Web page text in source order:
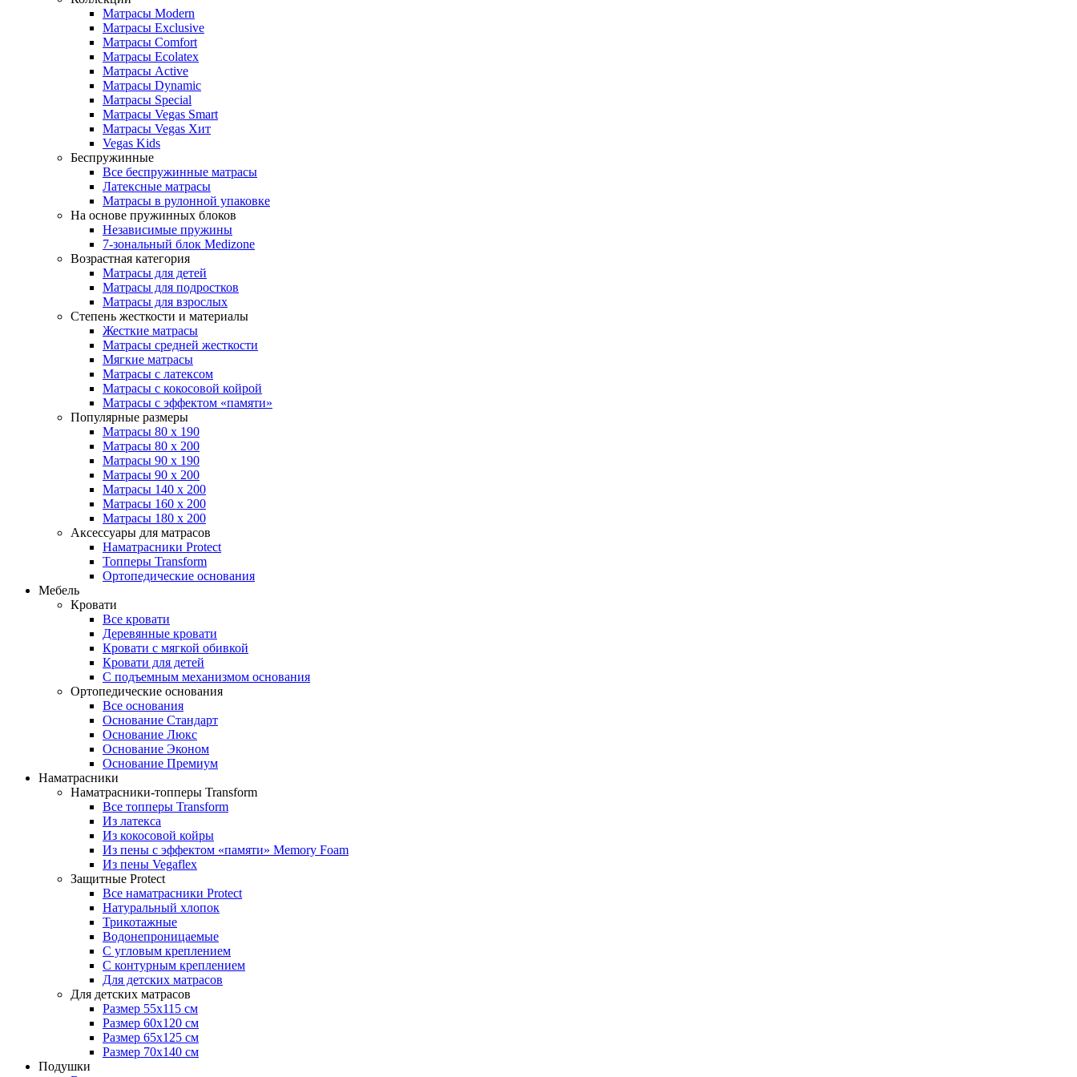
Матрасы Modern
Матрасы Exclusive
Матрасы Comfort
Матрасы Ecolatex
Матрасы Active
Матрасы Dynamic
Матрасы Special
Матрасы Vegas Smart
Матрасы Vegas Хит
Vegas Kids
Беспружинные
Все беспружинные матрасы
Латексные матрасы
Матрасы в рулонной упаковке
На основе пружинных блоков
Независимые пружины
7-зональный блок Medizone
Возрастная категория
Матрасы для детей
Матрасы для подростков
Матрасы для взрослых
Степень жесткости и материалы
Жесткие матрасы
Матрасы средней жесткости
Мягкие матрасы
Матрасы с латексом
Матрасы с кокосовой койрой
Матрасы с эффектом «памяти»
Популярные размеры
Матрасы 80 x 190
Матрасы 80 x 200
Матрасы 90 x 190
Матрасы 90 x 200
Матрасы 140 x 200
Матрасы 160 x 200
Матрасы 180 x 200
Аксессуары для матрасов
Наматрасники Protect
Топперы Transform
Ортопедические основания
Мебель
Кровати
Все кровати
Деревянные кровати
Кровати с мягкой обивкой
Кровати для детей
С подъемным механизмом основания
Ортопедические основания
Все основания
Основание Стандарт
Основание Люкс
Основание Эконом
Основание Премиум
Наматрасники
Наматрасники-топперы Transform
Все топперы Transform
Из латекса
Из кокосовой койры
Из пены с эффектом «памяти» Memory Foam
Из пены Vegaflex
Защитные Protect
Все наматрасники Protect
Натуральный хлопок
Трикотажные
Водонепроницаемые
С угловым креплением
С контурным креплением
Для детских матрасов
Для детских матрасов
Размер 55x115 см
Размер 60x120 см
Размер 65x125 см
Размер 70x140 см
Подушки